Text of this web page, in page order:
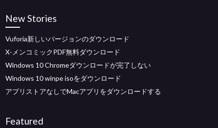
New Stories
Vuforia新しいバージョンのダウンロード
X-メンコミックPDF無料ダウンロード
Windows 10 Chromeダウンロードが完了しない
Windows 10 winpe isoをダウンロード
アプリストアなしでMacアプリをダウンロードする
Featured